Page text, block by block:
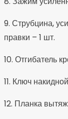
9. Струбцина,
правки – 1 шт.
10. Отгибатель
11. Ключ
12. Планка